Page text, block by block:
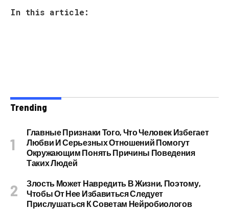
In this article:
Trending
Главные Признаки Того, Что Человек Избегает
Любви И Серьезных Отношений Помогут
Окружающим Понять Причины Поведения
Таких Людей
Злость Может Навредить В Жизни, Поэтому,
Чтобы От Нее Избавиться Следует
Прислушаться К Советам Нейробиологов